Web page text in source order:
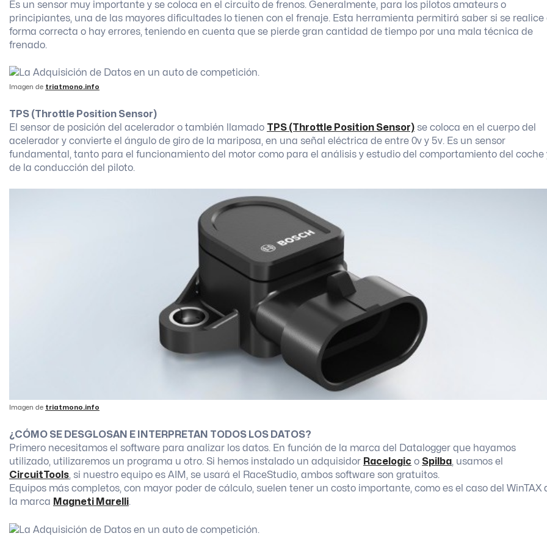
Es un sensor muy importante y se coloca en el circuito de frenos. Generalmente, para los pilotos amateurs o
principiantes, una de las mayores dificultades lo tienen con el frenaje. Esta herramienta permitirá saber si se realice
forma correcta o hay errores, teniendo en cuenta que se pierde gran cantidad de tiempo por una mala técnica de
frenado.
Imagen de triatmono.info
TPS (Throttle Position Sensor)
El sensor de posición del acelerador o también llamado TPS (Throttle Position Sensor) se coloca en el cuerpo del
acelerador y convierte el ángulo de giro de la mariposa, en una señal eléctrica de entre 0v y 5v. Es un sensor
fundamental, tanto para el funcionamiento del motor como para el análisis y estudio del comportamiento del coche
de la conducción del piloto.
Imagen de triatmono.info
¿CÓMO SE DESGLOSAN E INTERPRETAN TODOS LOS DATOS?
Primero necesitamos el software para analizar los datos. En función de la marca del Datalogger que hayamos
utilizado, utilizaremos un programa u otro. Si hemos instalado un adquisidor Racelogic o Spilba, usamos el
CircuitTools, si nuestro equipo es AIM, se usará el RaceStudio, ambos software son gratuitos.
Equipos más completos, con mayor poder de cálculo, suelen tener un costo importante, como es el caso del WinTAX
la marca Magneti Marelli.